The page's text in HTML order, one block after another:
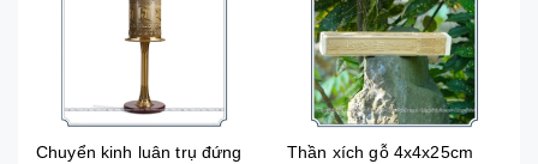
Chuyển kinh luân trụ đứng
Thần xích gỗ 4x4x25cm